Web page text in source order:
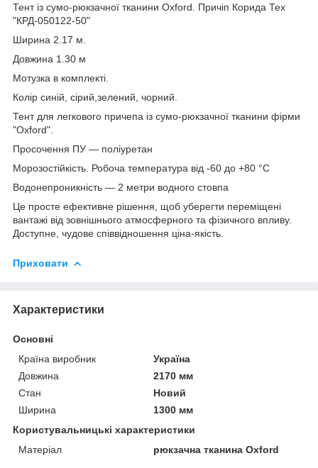
Тент із сумо-рюкзачної тканини Oxford. Причіп Корида Тех
"КРД-050122-50"
Ширина 2.17 м.
Довжина 1.30 м
Мотузка в комплекті.
Колір синій, сірий,зелений, чорний.
Тент для легкового причепа із сумо-рюкзачної тканини фірми
"Oxford".
Просочення ПУ — поліуретан
Морозостійкість. Робоча температура від -60 до +80 °C
Водонепроникність — 2 метри водного стовпа
Це просте ефективне рішення, щоб уберегти переміщені
вантажі від зовнішнього атмосферного та фізичного впливу.
Доступне, чудове співвідношення ціна-якість.
Приховати
Характеристики
Основні
Країна виробник
Україна
Довжина
2170 мм
Стан
Новий
Ширина
1300 мм
Користувальницькі характеристики
Матеріал
рюкзачна тканина Oxford